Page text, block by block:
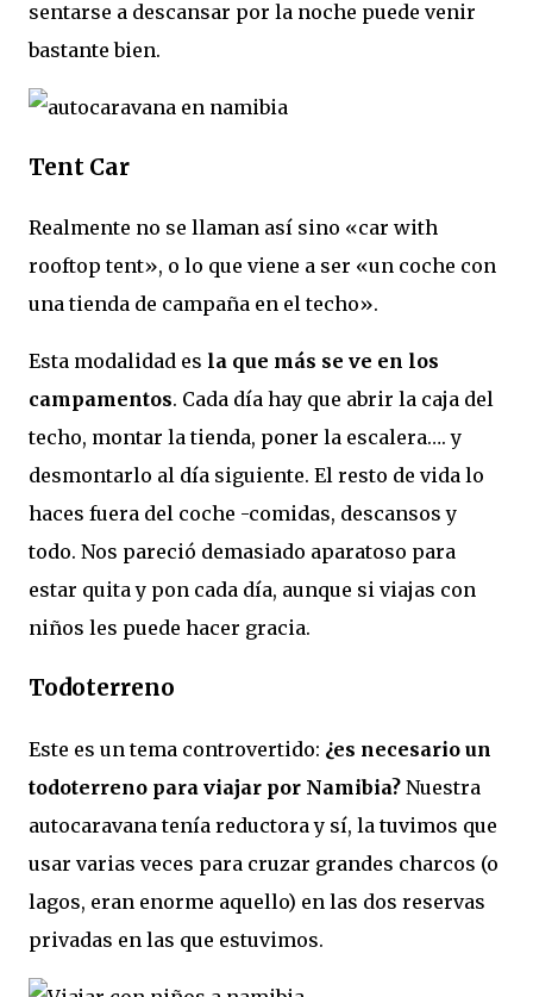
sentarse a descansar por la noche puede venir
bastante bien.
Tent Car
Realmente no se llaman así sino «car with
rooftop tent», o lo que viene a ser «un coche con
una tienda de campaña en el techo».
Esta modalidad es la que más se ve en los
campamentos. Cada día hay que abrir la caja del
techo, montar la tienda, poner la escalera…. y
desmontarlo al día siguiente. El resto de vida lo
haces fuera del coche -comidas, descansos y
todo. Nos pareció demasiado aparatoso para
estar quita y pon cada día, aunque si viajas con
niños les puede hacer gracia.
Todoterreno
Este es un tema controvertido: ¿es necesario un
todoterreno para viajar por Namibia? Nuestra
autocaravana tenía reductora y sí, la tuvimos que
usar varias veces para cruzar grandes charcos (o
lagos, eran enorme aquello) en las dos reservas
privadas en las que estuvimos.